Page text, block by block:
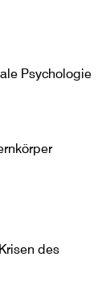
Psychologie
des